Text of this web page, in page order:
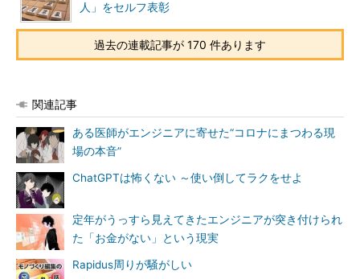
人」をセルフ表彰
過去の連載記事が 170 件あります
関連記事
ある医師がエンジニアに寄せた“コロナにまつわる現
場の本音”
ChatGPTは怖くない ～使い倒してラクをせよ
定年がうっすら見えてきたエンジニアが突き付けられ
た「お金がない」という現実
Rapidus周りが騒がしい